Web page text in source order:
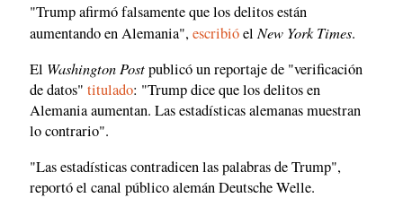
"Trump afirmó falsamente que los delitos están
aumentando en Alemania",escribióel New York Times.
El Washington Postpublicó un reportaje de "verificación
de datos" titulado: "Trump dice que los delitos en
Alemania aumentan. Las estadísticas alemanas muestran
lo contrario".
"Las estadísticas contradicen las palabras de Trump",
reportó el canal público alemán Deutsche Welle.